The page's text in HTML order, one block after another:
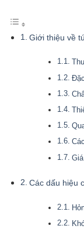
Giới thiệu về
Các dấu hiệu